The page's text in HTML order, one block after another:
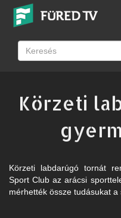
Körzeti
Körzeti labdarúgó tornát
Sport Club az arácsi
mérhették össze tudásukat a